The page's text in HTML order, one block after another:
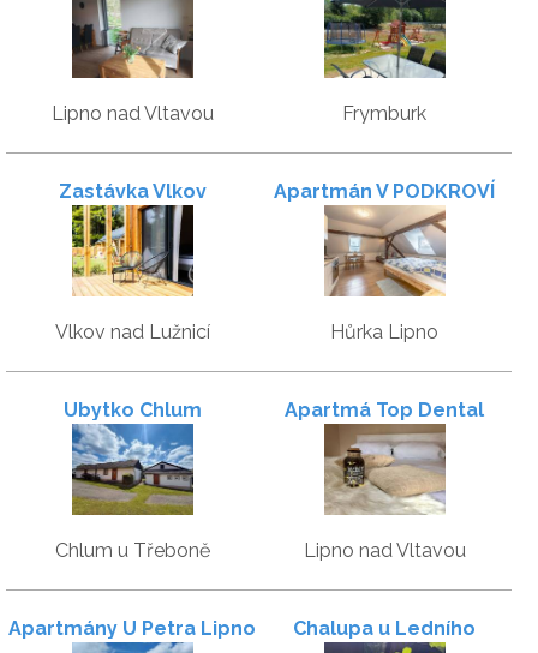
Lipno
Lipno nad Vltavou Frymburk
Zastávka Vlkov
Vlkov nad Lužnicí
Apartmán V PODKROVÍ
Hůrka Lipno
Ubytko Chlum
Chlum u Třeboně
Apartmá Top Dental
Lipno
Lipno nad Vltavou
Apartmány U Petra Lipno
Chalupa u Ledního